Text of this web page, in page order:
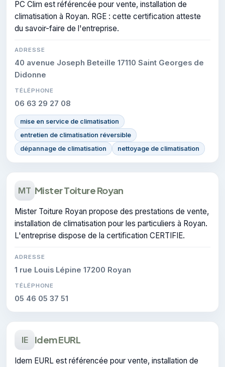
PC Clim est référencée pour vente, installation de
climatisation à Royan. RGE : cette certification atteste
du savoir-faire de l'entreprise.
ADRESSE
40 avenue Joseph Beteille 17110 Saint Georges de
Didonne
TÉLÉPHONE
06 63 29 27 08
mise en service de climatisation
entretien de climatisation réversible
dépannage de climatisation
nettoyage de climatisation
MT Mister Toiture Royan
Mister Toiture Royan propose des prestations de vente,
installation de climatisation pour les particuliers à Royan.
L'entreprise dispose de la certification CERTIFIE.
ADRESSE
1 rue Louis Lépine 17200 Royan
TÉLÉPHONE
05 46 05 37 51
IE Idem EURL
Idem EURL est référencée pour vente, installation de